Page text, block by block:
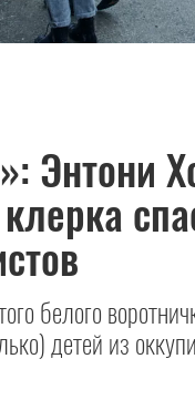
Энтони
белого
детей из